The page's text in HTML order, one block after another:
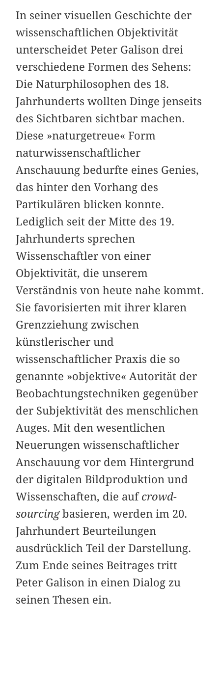
In seiner visuellen Geschichte der
wissenschaftlichen Objektivität
unterscheidet Peter Galison drei
verschiedene Formen des Sehens:
Die Naturphilosophen des 18.
Jahrhunderts wollten Dinge jenseits
des Sichtbaren sichtbar machen.
Diese »naturgetreue« Form
naturwissenschaftlicher
Anschauung bedurfte eines Genies,
das hinter den Vorhang des
Partikulären blicken konnte.
Lediglich seit der Mitte des 19.
Jahrhunderts sprechen
Wissenschaftler von einer
Objektivität, die unserem
Verständnis von heute nahe kommt.
Sie favorisierten mit ihrer klaren
Grenzziehung zwischen
künstlerischer und
wissenschaftlicher Praxis die so
genannte »objektive« Autorität der
Beobachtungstechniken gegenüber
der Subjektivität des menschlichen
Auges. Mit den wesentlichen
Neuerungen wissenschaftlicher
Anschauung vor dem Hintergrund
der digitalen Bildproduktion und
Wissenschaften, die aufcrowd-
sourcingbasieren, werden im 20.
Jahrhundert Beurteilungen
ausdrücklich Teil der Darstellung.
Zum Ende seines Beitrages tritt
Peter Galison in einen Dialog zu
seinen Thesen ein.